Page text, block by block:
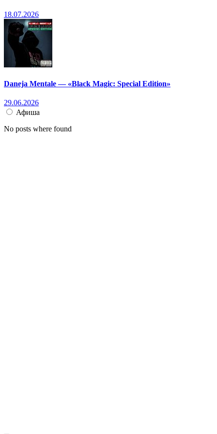
18.07.2026
Daneja Mentale — «Black Magic: Special Edition»
29.06.2026
Афиша
No posts where found